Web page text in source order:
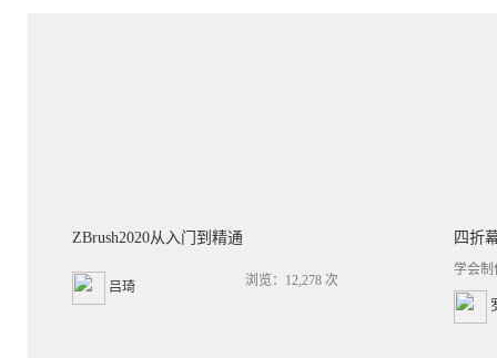
ZBrush2020从入门到精通
吕琦 浏览：12,278 次
四折
学会制